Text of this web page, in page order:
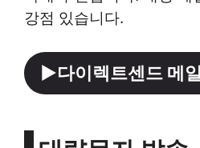
강점 있습니다.
►다이렉트센드 메